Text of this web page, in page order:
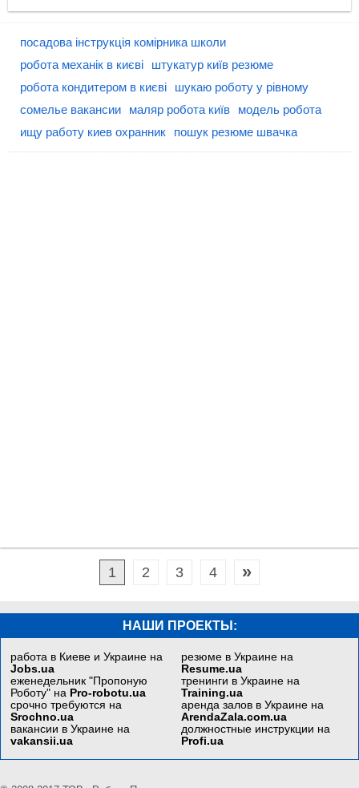
посадова інструкція комірника школи
робота механік в києві
штукатур київ резюме
робота кондитером в києві
шукаю роботу у рівному
сомелье вакансии
маляр робота київ
модель робота
ищу работу киев охранник
пошук резюме швачка
1 2 3 4 »
НАШИ ПРОЕКТЫ:
работа в Киеве и Украине на
Jobs.ua
еженедельник "Пропоную
Роботу" на Pro-robotu.ua
срочно требуются на
Srochno.ua
вакансии в Украине на
vakansii.ua
резюме в Украине на
Resume.ua
тренинги в Украине на
Training.ua
аренда залов в Украине на
ArendaZala.com.ua
должностные инструкции на
Profi.ua